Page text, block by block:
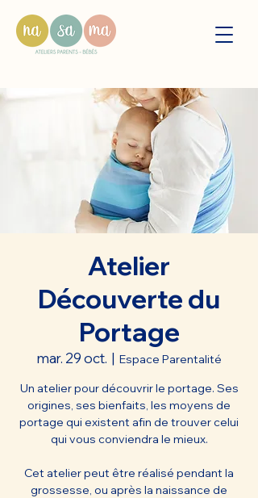
Atelier
Découverte du
Portage
mar. 29 oct.
  |
Espace Parentalité
Un atelier pour découvrir le portage. Ses
origines, ses bienfaits, les moyens de
portage qui existent afin de trouver celui
qui vous conviendra le mieux.
Cet atelier peut être réalisé pendant la
grossesse, ou après la naissance de